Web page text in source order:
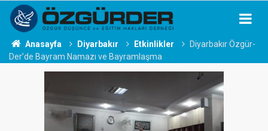
Anasayfa Diyarbakır Etkinlikler
Diyarbakır Özgür-
Der’de Bayram Namazı ve Bayramlaşma